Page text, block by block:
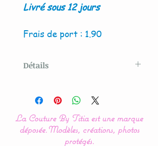
Livré sous 12 jours
Frais de port : 1.90
Détails
By Titia
La présence de couleur
La Couture By Titia est une marque
déposée.Modèles, créations, photos
protégés.